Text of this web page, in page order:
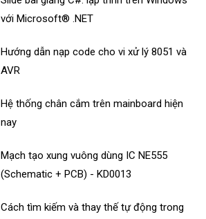
với Microsoft® .NET
Hướng dẫn nạp code cho vi xử lý 8051 và
AVR
Hệ thống chân cắm trên mainboard hiện
nay
Mạch tạo xung vuông dùng IC NE555
(Schematic + PCB) - KD0013
Cách tìm kiếm và thay thế tự động trong